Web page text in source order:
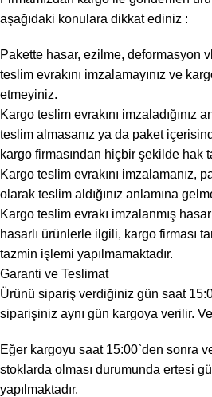
aşağıdaki konulara dikkat ediniz :
Pakette hasar, ezilme, deformasyon
teslim evrakını imzalamayınız ve
etmeyiniz.
Kargo teslim evrakını imzaladığınız
teslim almasanız ya da paket
kargo firmasından hiçbir şekilde hak
Kargo teslim evrakını imzalamanız,
olarak teslim aldığınız anlamına
Kargo teslim evrakı imzalanmış
hasarlı ürünlerle ilgili, kargo firması
tazmin işlemi yapılmamaktadır.
Garanti ve Teslimat
Ürünü sipariş verdiğiniz gün saat
siparişiniz aynı gün kargoya verilir.
Eğer kargoyu saat 15:00`den sonra
stoklarda olması durumunda ertesi
yapılmaktadır.